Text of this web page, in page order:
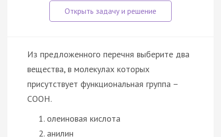
Из предложенного перечня выберите два
вещества, в молекулах которых
присутствует функциональная группа –
СООН.
олеиновая кислота
анилин